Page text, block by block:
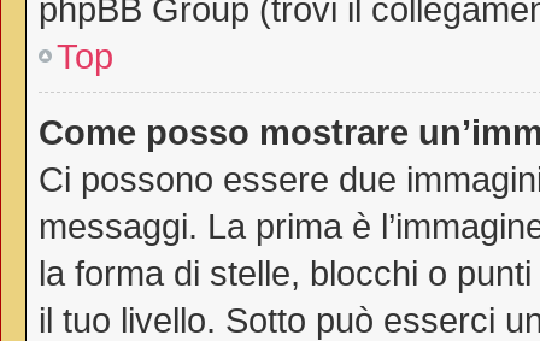
phpBB Group (trovi il
Top
Come posso mostrare
Ci possono essere due
messaggi. La prima è
la forma di stelle, blocchi o
il tuo livello. Sotto può esserci